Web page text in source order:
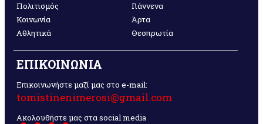
Πολιτισμός
Κοινωνία
Αθλητικά
Γιάννενα
Άρτα
Θεσπρωτία
ΕΠΙΚΟΙΝΩΝΙΑ
Επικοινωνήστε μαζί μας στο e-mail:
tomistinenimerosi@gmail.com
Ακολουθήστε μας στα social media